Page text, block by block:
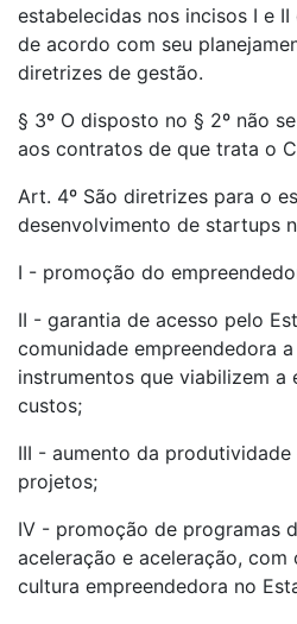
estabelecidas nos incisos I e
de acordo com seu
diretrizes de gestão.
§ 3º O disposto no § 2º não
aos contratos de que trata o
Art. 4º São diretrizes para o
desenvolvimento de startups
I - promoção do
II - garantia de acesso pelo
comunidade empreendedora
instrumentos que viabilizem a
custos;
III - aumento da
projetos;
IV - promoção de programas
aceleração e aceleração,
cultura empreendedora no